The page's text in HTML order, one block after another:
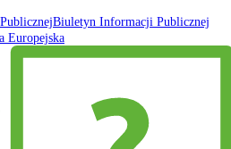
Biuletyn Informacji Publicznej
Europejska